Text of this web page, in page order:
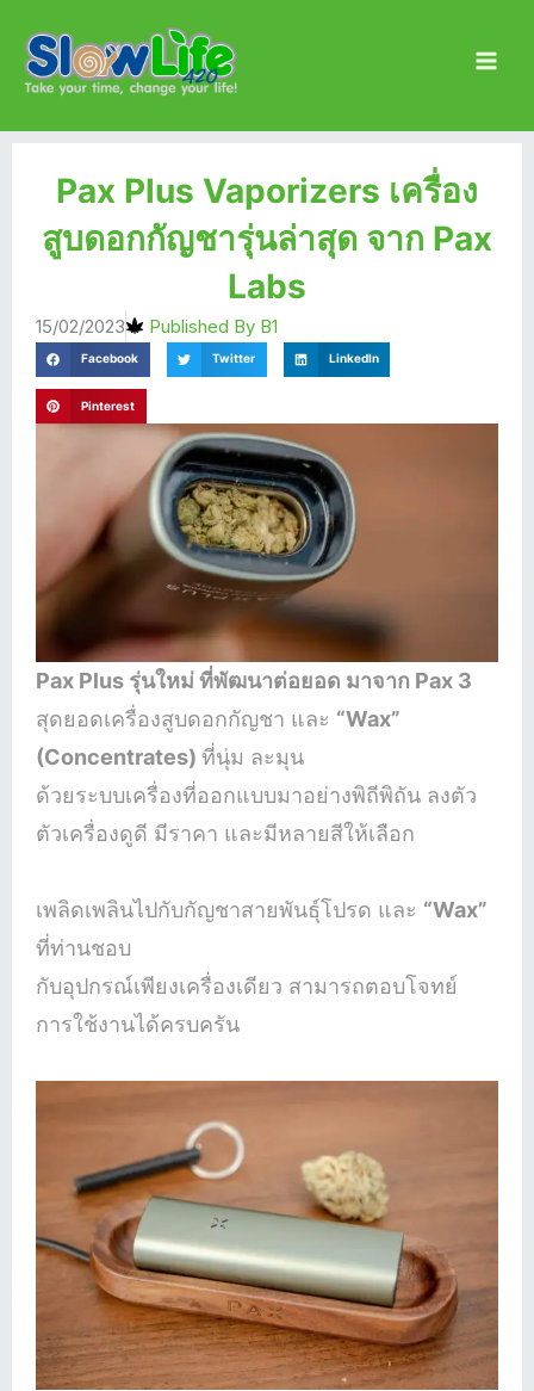
content
Pax Plus Vaporizers เครื่อง
สูบดอกกัญชารุ่นล่าสุด จาก Pax
Labs
15/02/2023 Published By B1
Facebook Twitter LinkedIn
Pinterest
Pax Plus รุ่นใหม่ ที่พัฒนาต่อยอด มาจาก Pax 3
สุดยอดเครื่องสูบดอกกัญชา และ “Wax”
(Concentrates) ที่นุ่ม ละมุน
ด้วยระบบเครื่องที่ออกแบบมาอย่างพิถีพิถัน ลงตัว
ตัวเครื่องดูดี มีราคา และมีหลายสีให้เลือก
เพลิดเพลินไปกับกัญชาสายพันธุ์โปรด และ “Wax”
ที่ท่านชอบ
กับอุปกรณ์เพียงเครื่องเดียว สามารถตอบโจทย์
การใช้งานได้ครบครัน